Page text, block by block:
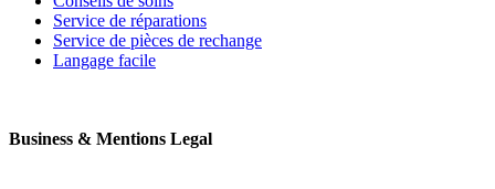
Service de réparations
Service de pièces de rechange
Langage facile
Business & Mentions Legal